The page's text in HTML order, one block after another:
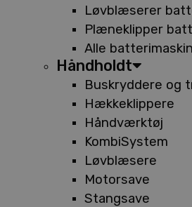
Løvblæserer
Plæneklipper
Alle
Håndholdt
Buskryddere og
Hækkeklippere
Håndværktøj
KombiSystem
Løvblæsere
Motorsave
Stangsave